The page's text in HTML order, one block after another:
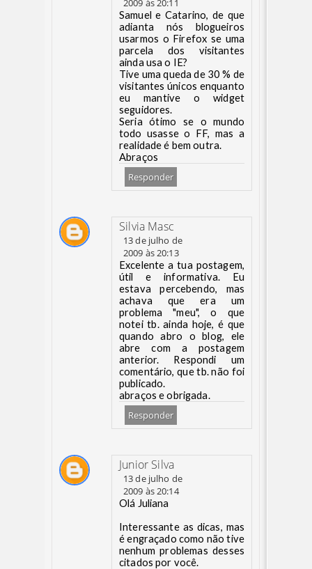
2009 às 20:11
Samuel e Catarino, de que
adianta nós blogueiros
usarmos o Firefox se uma
parcela dos visitantes
ainda usa o IE?
Tive uma queda de 30 % de
visitantes únicos enquanto
eu mantive o widget
seguidores.
Seria ótimo se o mundo
todo usasse o FF, mas a
realidade é bem outra.
Abraços
Responder
Silvia Masc
13 de julho de
2009 às 20:13
Excelente a tua postagem,
útil e informativa. Eu
estava percebendo, mas
achava que era um
problema "meu", o que
notei tb. ainda hoje, é que
quando abro o blog, ele
abre com a postagem
anterior. Respondi um
comentário, que tb. não foi
publicado.
abraços e obrigada.
Responder
Junior Silva
13 de julho de
2009 às 20:14
Olá Juliana
Interessante as dicas, mas
é engraçado como não tive
nenhum problemas desses
citados por você.